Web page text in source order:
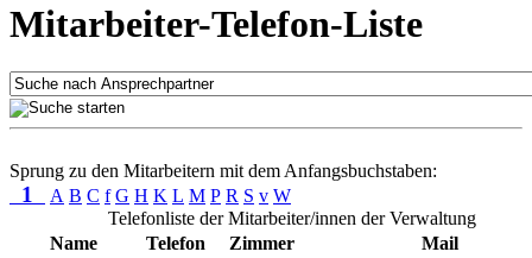
Mitarbeiter-Telefon-Liste
Sprung zu den Mitarbeitern mit dem Anfangsbuchstaben:
1 A B C f G H K L M P R S v W
Telefonliste der Mitarbeiter/innen der Verwaltung
Name
Telefon Zimmer Mail